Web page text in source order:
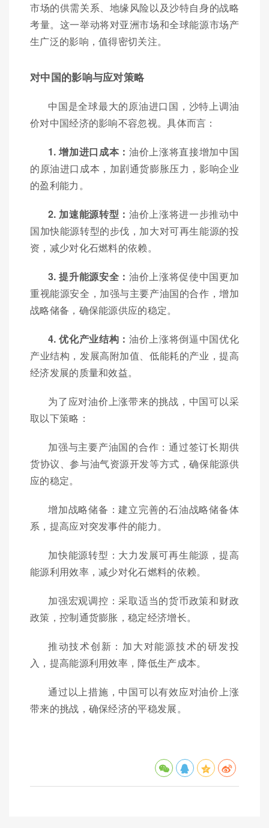
市场的供需关系、地缘风险以及沙特自身的战略
考量。这一举动将对亚洲市场和全球能源市场产
生广泛的影响，值得密切关注。
对中国的影响与应对策略
中国是全球最大的原油进口国，沙特上调油
价对中国经济的影响不容忽视。具体而言：
1. 增加进口成本： 油价上涨将直接增加中国
的原油进口成本，加剧通货膨胀压力，影响企业
的盈利能力。
2. 加速能源转型： 油价上涨将进一步推动中
国加快能源转型的步伐，加大对可再生能源的投
资，减少对化石燃料的依赖。
3. 提升能源安全： 油价上涨将促使中国更加
重视能源安全，加强与主要产油国的合作，增加
战略储备，确保能源供应的稳定。
4. 优化产业结构： 油价上涨将倒逼中国优化
产业结构，发展高附加值、低能耗的产业，提高
经济发展的质量和效益。
为了应对油价上涨带来的挑战，中国可以采
取以下策略：
加强与主要产油国的合作：通过签订长期供
货协议、参与油气资源开发等方式，确保能源供
应的稳定。
增加战略储备：建立完善的石油战略储备体
系，提高应对突发事件的能力。
加快能源转型：大力发展可再生能源，提高
能源利用效率，减少对化石燃料的依赖。
加强宏观调控：采取适当的货币政策和财政
政策，控制通货膨胀，稳定经济增长。
推动技术创新：加大对能源技术的研发投
入，提高能源利用效率，降低生产成本。
通过以上措施，中国可以有效应对油价上涨
带来的挑战，确保经济的平稳发展。